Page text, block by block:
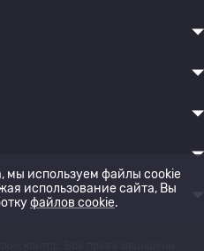
контор. Все права защищены.
мы используем файлы cookie
использование сайта, Вы
файлов cookie.